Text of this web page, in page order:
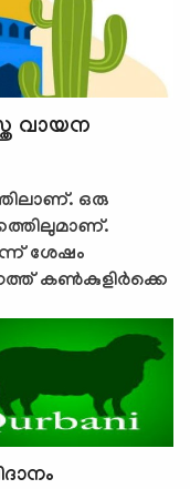
വായന
ഒരു
ശേഷം
കണ്‍കുളിര്‍ക്കെ